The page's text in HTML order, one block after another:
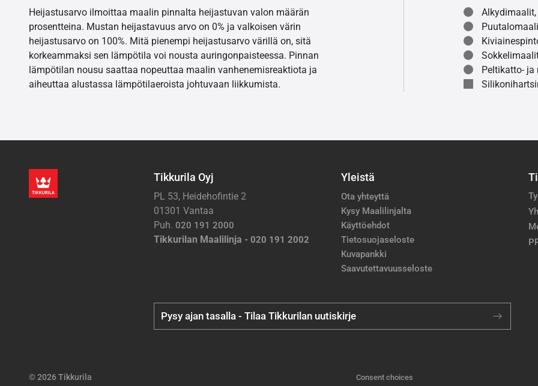
Heijastusarvo ilmoittaa maalin pinnalta heijastuvan valon määrän
prosentteina. Mustan heijastavuus arvo on 0% ja valkoisen värin
heijastusarvo on 100%. Mitä pienempi heijastusarvo värillä on, sitä
korkeammaksi sen lämpötila voi nousta auringonpaisteessa. Pinnan
lämpötilan nousu saattaa nopeuttaa maalin vanhenemisreaktiota ja
aiheuttaa alustassa lämpötilaeroista johtuvaan liikkumista.
Peltikatto-
Tikkurila Oyj
PL 53, Heidehofintie 2
01301 Vantaa
Puh. 020 191 2000
Tikkurilan Maalilinja - 020 191 2002
Yleistä
Ota yhteyttä
Kysy Maalilinjalta
Käyttöehdot
Tietosuojaseloste
Kuvapankki
Saavutettavuusseloste
Pysy ajan tasalla - Tilaa Tikkurilan uutiskirje
© 2026 Tikkurila Consent choices